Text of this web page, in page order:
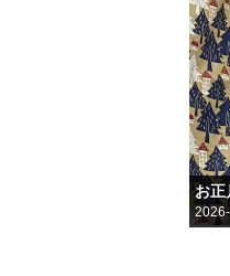
お正